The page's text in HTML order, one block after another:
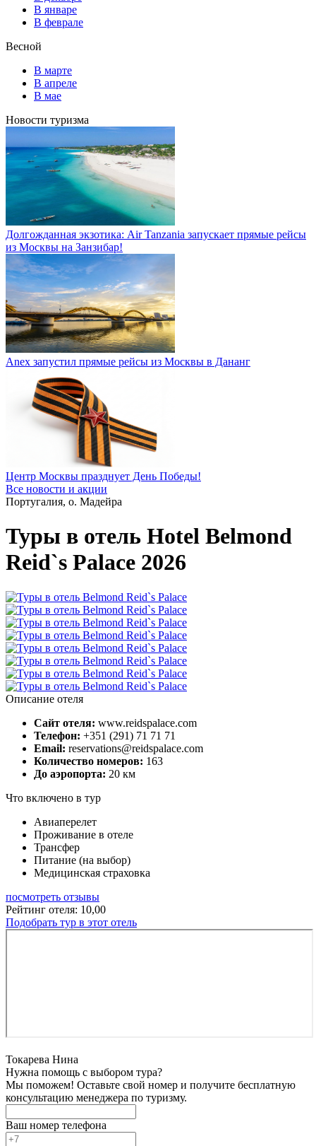
В январе
В феврале
Весной
В марте
В апреле
В мае
Новости туризма
Долгожданная экзотика: Air Tanzania запускает прямые рейсы
из Москвы на Занзибар!
Anex запустил прямые рейсы из Москвы в Дананг
Центр Москвы празднует День Победы!
Все новости и акции
Португалия, о. Мадейра
Туры в отель Hotel Belmond
Reid`s Palace 2026
Описание отеля
Сайт отеля: www.reidspalace.com
Телефон: +351 (291) 71 71 71
Email: reservations@reidspalace.com
Количество номеров: 163
До аэропорта: 20 км
Что включено в тур
Авиаперелет
Проживание в отеле
Трансфер
Питание (на выбор)
Медицинская страховка
посмотреть отзывы
Рейтинг отеля: 10,00
Подобрать тур в этот отель
Токарева Нина
Нужна помощь с выбором тура?
Мы поможем! Оставьте свой номер и получите бесплатную
консультацию менеджера по туризму.
Ваш номер телефона